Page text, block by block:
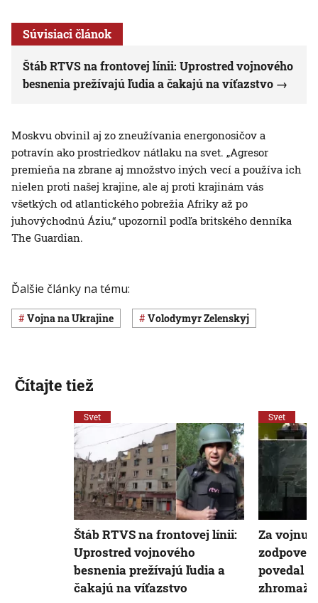
Súvisiaci článok
Štáb RTVS na frontovej línii: Uprostred vojnového
besnenia prežívajú ľudia a čakajú na víťazstvo
Moskvu obvinil aj zo zneužívania energonosičov a
potravín ako prostriedkov nátlaku na svet. „Agresor
premieňa na zbrane aj množstvo iných vecí a používa ich
nielen proti našej krajine, ale aj proti krajinám vás
všetkých od atlantického pobrežia Afriky až po
juhovýchodnú Áziu,“ upozornil podľa britského denníka
The Guardian.
Ďalšie články na tému:
vojna na Ukrajine Volodymyr Zelenskyj
Čítajte tiež
Svet
Štáb RTVS na frontovej línii:
Uprostred vojnového
besnenia prežívajú ľudia a
čakajú na víťazstvo
Svet
Za vojnu
povedal